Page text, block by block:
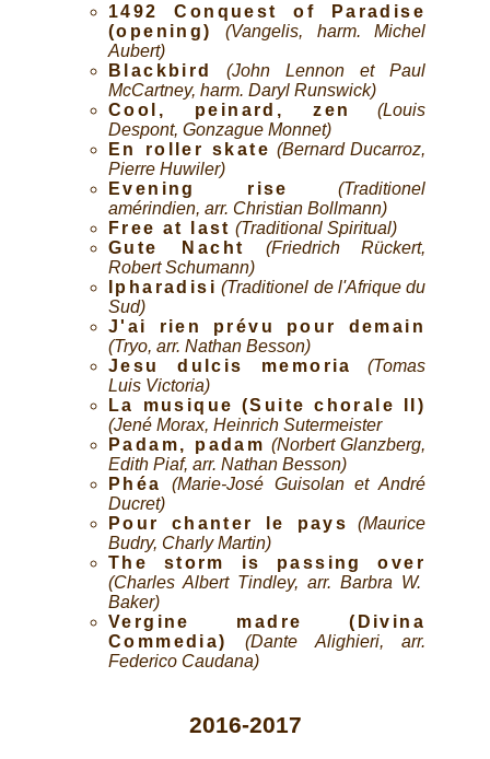
1492 Conquest of Paradise
(opening)
(Vangelis, harm. Michel
Aubert)
Blackbird
(John Lennon et Paul
McCartney, harm. Daryl Runswick)
Cool, peinard, zen
(Louis
Despont, Gonzague Monnet)
En roller skate (Bernard Ducarroz,
Pierre Huwiler)
Evening rise
(Traditionel
amérindien, arr. Christian Bollmann)
Free at last (Traditional Spiritual)
Gute Nacht
(Friedrich Rückert,
Robert Schumann)
Ipharadisi (Traditionel de l'Afrique du
Sud)
J'ai rien prévu pour demain
(Tryo, arr. Nathan Besson)
Jesu dulcis memoria
(Tomas
Luis Victoria)
La musique (Suite chorale II)
(Jené Morax, Heinrich Sutermeister
Padam, padam (Norbert Glanzberg,
Edith Piaf, arr. Nathan Besson)
Phéa
(Marie-José Guisolan et André
Ducret)
Pour chanter le pays
(Maurice
Budry, Charly Martin)
The storm is passing over
(Charles Albert Tindley, arr. Barbra W.
Baker)
Vergine madre (Divina
Commedia)
(Dante Alighieri, arr.
Federico Caudana)
2016-2017